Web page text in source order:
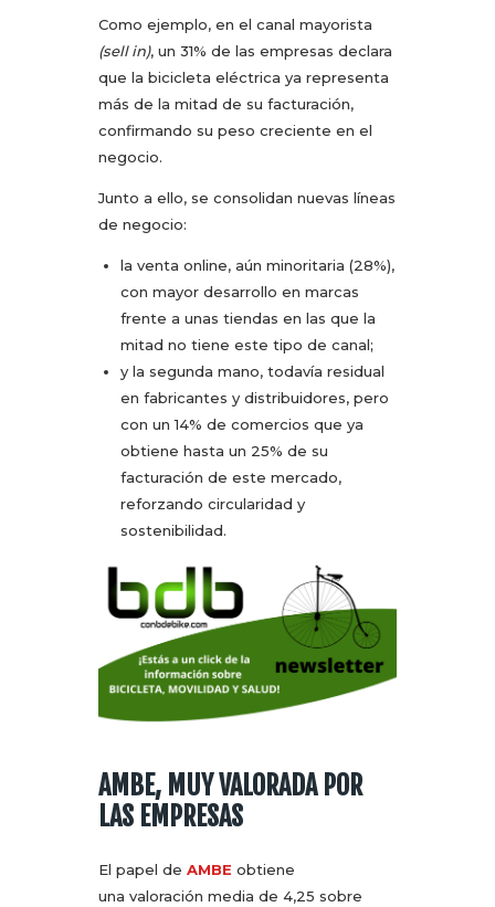
Como ejemplo, en el canal mayorista
(sell in), un 31% de las empresas declara
que la bicicleta eléctrica ya representa
más de la mitad de su facturación,
confirmando su peso creciente en el
negocio.
Junto a ello, se consolidan nuevas líneas
de negocio:
la venta online, aún minoritaria (28%),
con mayor desarrollo en marcas
frente a unas tiendas en las que la
mitad no tiene este tipo de canal;
y la segunda mano, todavía residual
en fabricantes y distribuidores, pero
con un 14% de comercios que ya
obtiene hasta un 25% de su
facturación de este mercado,
reforzando circularidad y
sostenibilidad.
AMBE, MUY VALORADA POR
LAS EMPRESAS
El papel de AMBE obtiene
una valoración media de 4,25 sobre